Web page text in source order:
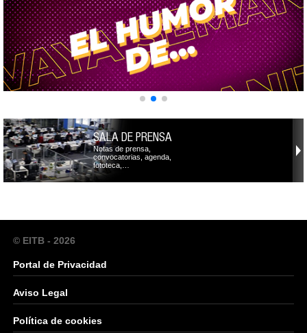
SALA DE PRENSA
Notas de prensa,
convocatorias, agenda,
fototeca,…
© EITB - 2026
Portal de Privacidad
Aviso Legal
Política de cookies